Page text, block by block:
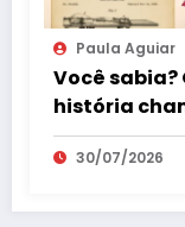
Paula Aguiar
Você sabia?
história
30/07/2026